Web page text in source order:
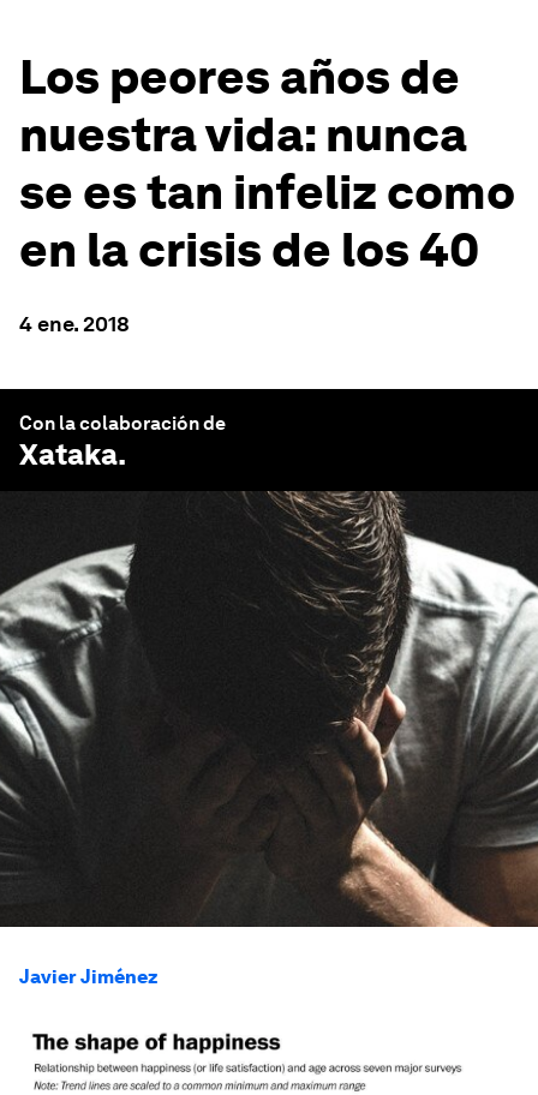
Los peores años de
nuestra vida: nunca
se es tan infeliz como
en la crisis de los 40
4 ene. 2018
Con la colaboración de
Xataka.
Javier Jiménez